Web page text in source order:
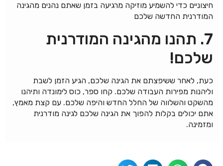
חיצוניים כדי להשמיע מוזיקה מרגיעה בזמן שאתם נהנים מהגינה
המודרנית החדשה שלכם
7. תהנו מהגינה המודרנית
שלכם!
כעת, לאחר ששיפצתם את הגינה שלכם, הגיע הזמן לשבת
וליהנות מפירות העבודה שלכם. קחו ספר, כוס לימונדה ותיהנו
מהשקט והשלווה של החלל החדש והיפה שלכם. עם קצת מאמץ,
אתם יכולים בקלות להפוך את הגינה שלכם לגינה מודרנית
ומזמינה.